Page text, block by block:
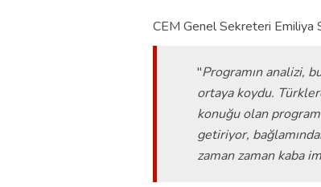
CEM Genel Sekreteri Emiliya
"Programın analizi,
ortaya koydu.
konuğu olan
getiriyor,
zaman zaman kaba